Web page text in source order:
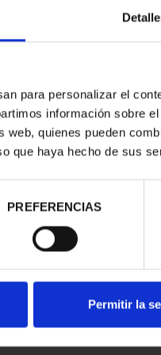
para personalizar el
información sobre
web, quienes pueden
que haya hecho de sus
PREFERENCIAS
Permitir la
100